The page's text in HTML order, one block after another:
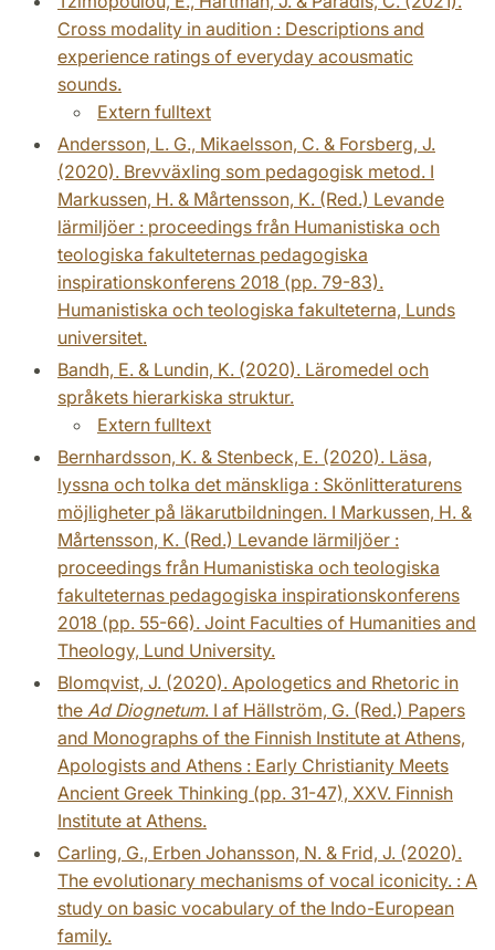
Cross modality in audition : Descriptions and
experience ratings of everyday acousmatic
sounds.
Extern fulltext
Andersson, L. G., Mikaelsson, C. & Forsberg, J.
(2020). Brevväxling som pedagogisk metod. I
Markussen, H. & Mårtensson, K. (Red.) Levande
lärmiljöer : proceedings från Humanistiska och
teologiska fakulteternas pedagogiska
inspirationskonferens 2018 (pp. 79-83).
Humanistiska och teologiska fakulteterna, Lunds
universitet.
Bandh, E. & Lundin, K. (2020). Läromedel och
språkets hierarkiska struktur.
Extern fulltext
Bernhardsson, K. & Stenbeck, E. (2020). Läsa,
lyssna och tolka det mänskliga : Skönlitteraturens
möjligheter på läkarutbildningen. I Markussen, H. &
Mårtensson, K. (Red.) Levande lärmiljöer :
proceedings från Humanistiska och teologiska
fakulteternas pedagogiska inspirationskonferens
2018 (pp. 55-66). Joint Faculties of Humanities and
Theology, Lund University.
Blomqvist, J. (2020). Apologetics and Rhetoric in
the Ad Diognetum. I af Hällström, G. (Red.) Papers
and Monographs of the Finnish Institute at Athens,
Apologists and Athens : Early Christianity Meets
Ancient Greek Thinking (pp. 31-47), XXV. Finnish
Institute at Athens.
Carling, G., Erben Johansson, N. & Frid, J. (2020).
The evolutionary mechanisms of vocal iconicity. : A
study on basic vocabulary of the Indo-European
family.